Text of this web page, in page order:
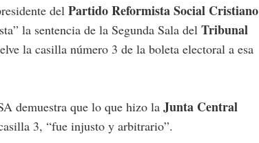
del Partido Reformista Social Cristiano
la sentencia de la Segunda Sala del Tribunal
la casilla número 3 de la boleta electoral a esa
demuestra que lo que hizo la Junta Central
3, “fue injusto y arbitrario”.